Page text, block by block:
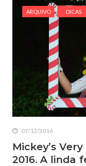
ARQUIVO DICAS
07/12/2016
Mickey’s
2016. A linda